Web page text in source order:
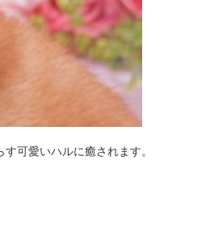
可愛いハルに癒されます。